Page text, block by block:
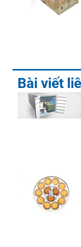
Bài viết